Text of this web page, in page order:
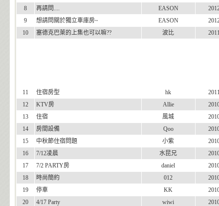
8
再請問.... EASON
9
想請問關於獨立車庫房~ EASON
10
塞德克巴萊的上集也可以嘛?? 波比
11 住宿房型 hk
12
KTV房 Allie
13
住宿 風城
14
房間設備 Qoo
15
中秋節住宿問題 小紫
16
7/12凌晨 水昆兄
17
7/2 PARTY房 daniel
18
時尚簡約 012
19
停車 KK
20
4/17 Party wiwi